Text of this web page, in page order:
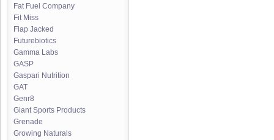
Fat Fuel Company
Fit Miss
Flap Jacked
Futurebiotics
Gamma Labs
GASP
Gaspari Nutrition
GAT
Genr8
Giant Sports Products
Grenade
Growing Naturals